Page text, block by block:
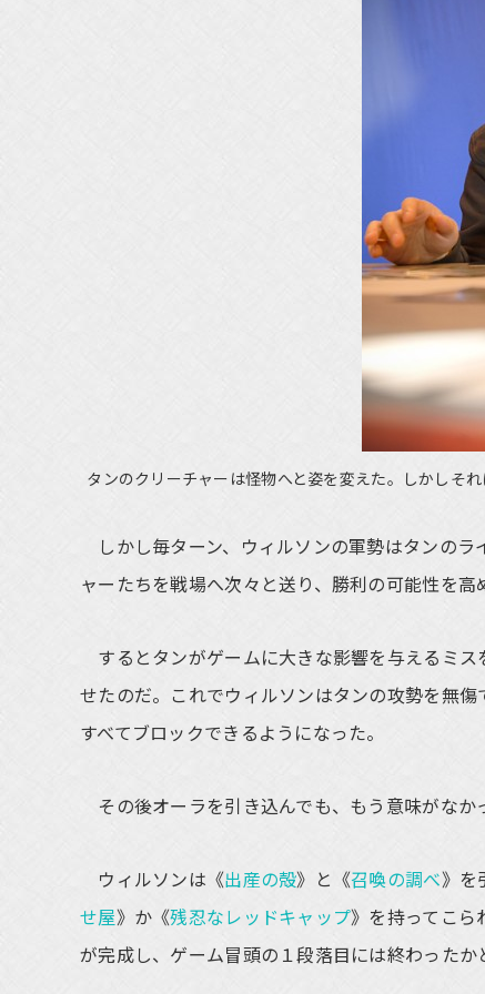
タンのクリーチャーは怪物へと姿を変えた。しかしそ
しかし毎ターン、ウィルソンの軍勢はタンの
ャーたちを戦場へ次々と送り、勝利の可能性を高
するとタンがゲームに大きな影響を与えるミス
せたのだ。これでウィルソンはタンの攻勢を無
すべてブロックできるようになった。
その後オーラを引き込んでも、もう意味がなか
ウィルソンは《出産の殻》と《召喚の調べ》を
せ屋》か《残忍なレッドキャップ》を持ってこら
が完成し、ゲーム冒頭の１段落目には終わったか